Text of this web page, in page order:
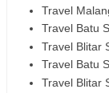
Travel
Travel Batu
Travel Blitar
Travel Batu
Travel Blitar